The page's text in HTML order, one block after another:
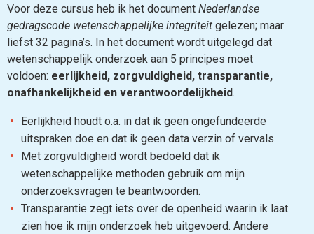
Voor deze cursus heb ik het document Nederlandse
gedragscode wetenschappelijke integriteit gelezen; maar
liefst 32 pagina’s. In het document wordt uitgelegd dat
wetenschappelijk onderzoek aan 5 principes moet
voldoen: eerlijkheid, zorgvuldigheid, transparantie,
onafhankelijkheid en verantwoordelijkheid.
Eerlijkheid houdt o.a. in dat ik geen ongefundeerde
uitspraken doe en dat ik geen data verzin of vervals.
Met zorgvuldigheid wordt bedoeld dat ik
wetenschappelijke methoden gebruik om mijn
onderzoeksvragen te beantwoorden.
Transparantie zegt iets over de openheid waarin ik laat
zien hoe ik mijn onderzoek heb uitgevoerd. Andere